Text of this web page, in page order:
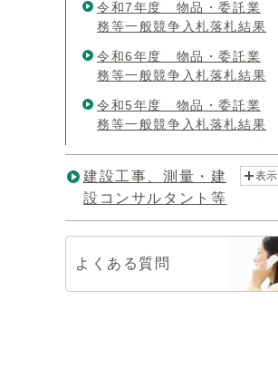
令和7年度 物品・委託業
務等一般競争入札落札結果
令和6年度 物品・委託業
務等一般競争入札落札結果
令和5年度 物品・委託業
務等一般競争入札落札結果
建設工事、測量・建
設コンサルタント等
表示
よくある質問